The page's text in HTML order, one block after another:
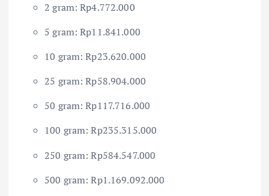
2 gram: Rp4.772.000
5 gram: Rp11.841.000
10 gram: Rp23.620.000
25 gram: Rp58.904.000
50 gram: Rp117.716.000
100 gram: Rp235.315.000
250 gram: Rp584.547.000
500 gram: Rp1.169.092.000